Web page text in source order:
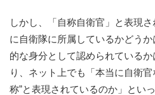
しかし、「自称自衛官」と表現
に自衛隊に所属しているかどう
的な身分として認められている
り、ネット上でも「本当に自衛官
称”と表現されているのか」とい